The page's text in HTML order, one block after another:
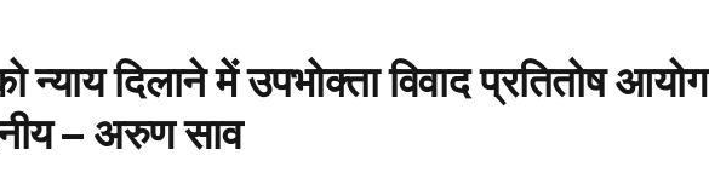
न्याय दिलाने में उपभोक्ता विवाद प्रतितोष आयोग
– अरुण साव